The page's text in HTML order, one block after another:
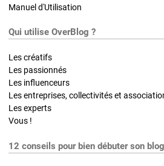
Manuel d'Utilisation
Qui utilise OverBlog ?
Les créatifs
Les passionnés
Les influenceurs
Les entreprises, collectivités et
Les experts
Vous !
12 conseils pour bien débuter son